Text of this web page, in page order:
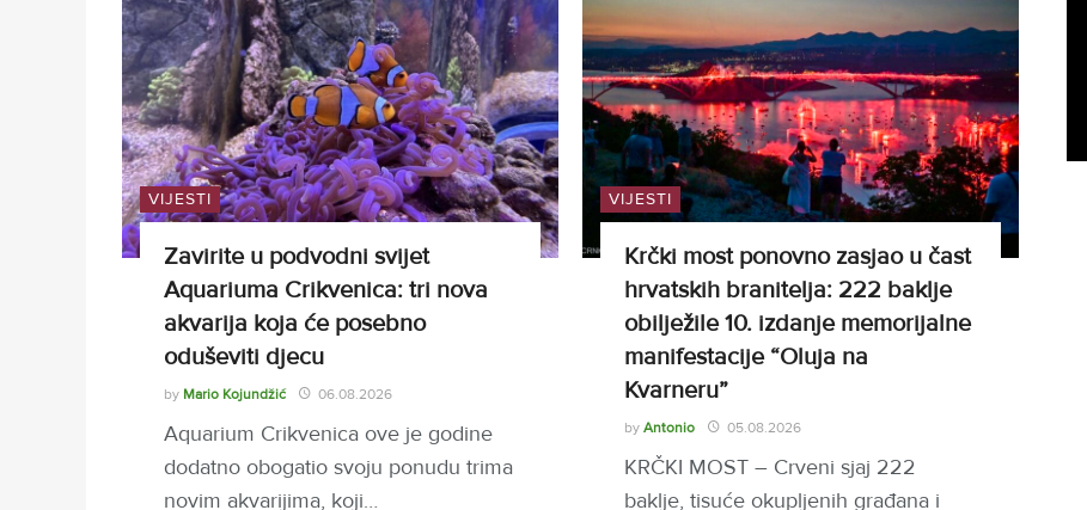
VIJESTI
Zavirite u podvodni svijet
Aquariuma Crikvenica: tri nova
akvarija koja će posebno
oduševiti djecu
by Mario Kojundžić 06.08.2026
Aquarium Crikvenica ove je godine
dodatno obogatio svoju ponudu trima
novim akvarijima, koji…
VIJESTI
Krčki most ponovno zasjao u čast
hrvatskih branitelja: 222 baklje
obilježile 10. izdanje memorijalne
manifestacije “Oluja na
Kvarneru”
by Antonio 05.08.2026
KRČKI MOST – Crveni sjaj 222
baklje, tisuće okupljenih građana i